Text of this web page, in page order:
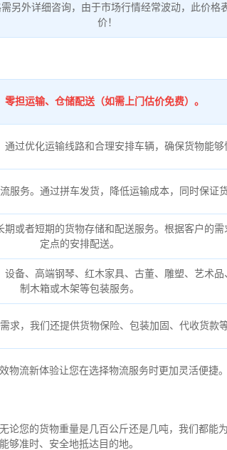
另外详细咨询，由于市场行情经常波动，此价格
价！
零担运输、仓储配送（如需上门估价免费）。
过优化运输线路和合理安排车辆，确保货物能够
服务。通过拼车发货，降低运输成本，同时保证
或者短期的货物存储和配送服务。根据客户的需
定点的安排配送。
备、高端钢琴、红木家具、古董、雕塑、艺术
制木箱或木架等包装服务。
求，我们还提供货物保险、包装加固、代收货款等
流新体验让您在选择物流服务时更加灵活便捷。
您的货物重量是几百公斤还是几吨，我们都能
够准时、安全地抵达目的地。